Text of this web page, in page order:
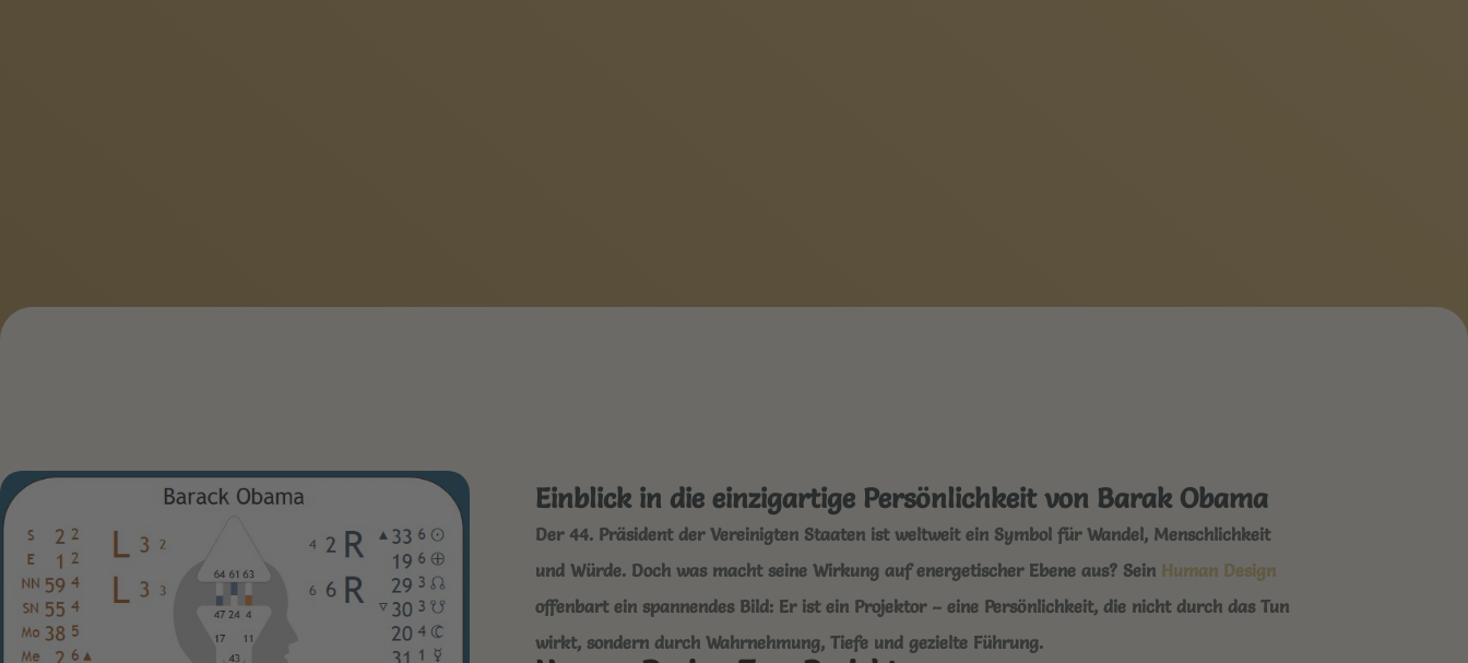
Einblick in die einzigartige Persönlichkeit von Barak Obama
Der 44. Präsident der Vereinigten Staaten ist weltweit ein Symbol für Wandel, Menschlichkeit
und Würde. Doch was macht seine Wirkung auf energetischer Ebene aus? Sein Human Design
offenbart ein spannendes Bild: Er ist ein Projektor– eine Persönlichkeit, die nicht durch das Tun
wirkt, sondern durch Wahrnehmung, Tiefe und gezielte Führung.